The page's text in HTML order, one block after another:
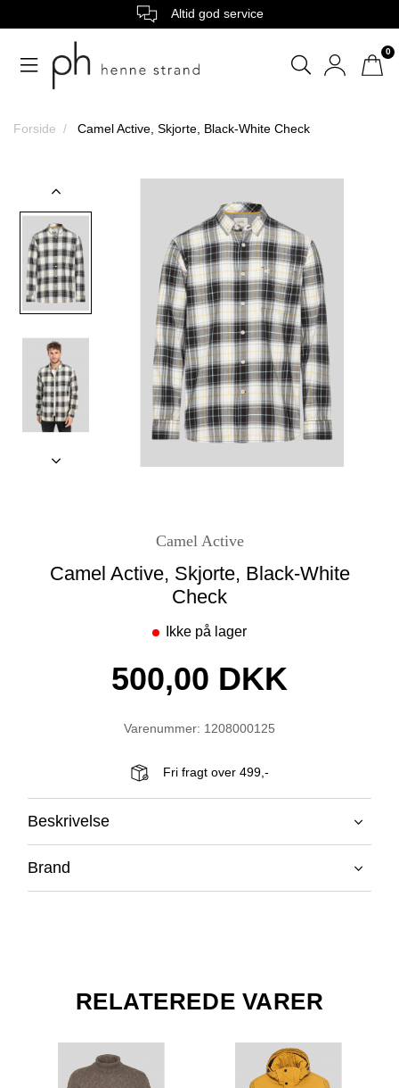
Altid god service
0
Forside Camel Active, Skjorte, Black-White Check
Camel Active
Camel Active, Skjorte, Black-White
Check
Ikke på lager
500,00 DKK
Varenummer: 1208000125
Fri fragt over 499,-
Beskrivelse
Brand
RELATEREDE VARER